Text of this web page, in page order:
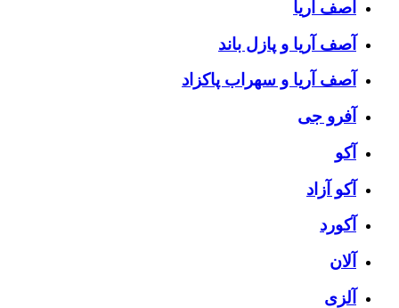
آصف آریا
آصف آریا و پازل باند
آصف آریا و سهراب پاکزاد
آفرو جی
آکو
آکو آزاد
آکورد
آلان
آلزی